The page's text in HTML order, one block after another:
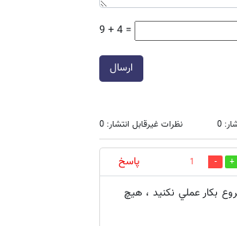
9 + 4 =
ارسال
0 نظرات غیرقابل انتشار: 0
1
پاسخ
بكار عملي نكنيد ، هيچ